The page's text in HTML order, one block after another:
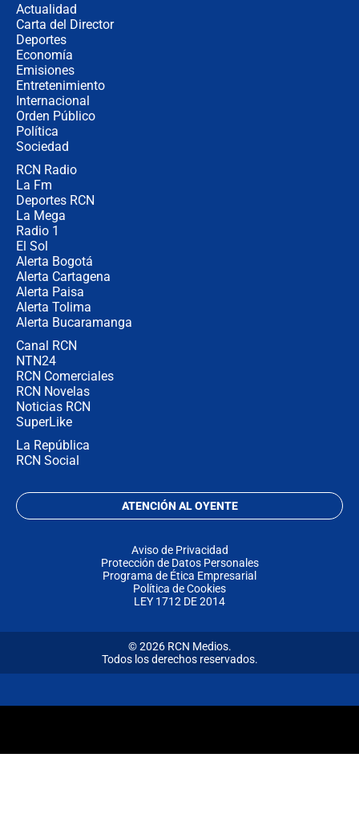
Actualidad
Carta del Director
Deportes
Economía
Emisiones
Entretenimiento
Internacional
Orden Público
Política
Sociedad
RCN Radio
La Fm
Deportes RCN
La Mega
Radio 1
El Sol
Alerta Bogotá
Alerta Cartagena
Alerta Paisa
Alerta Tolima
Alerta Bucaramanga
Canal RCN
NTN24
RCN Comerciales
RCN Novelas
Noticias RCN
SuperLike
La República
RCN Social
ATENCIÓN AL OYENTE
Aviso de Privacidad
Protección de Datos Personales
Programa de Ética Empresarial
Política de Cookies
LEY 1712 DE 2014
© 2026 RCN Medios.
Todos los derechos reservados.